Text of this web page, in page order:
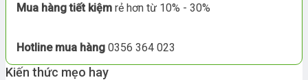
Mua hàng tiết kiệm rẻ hơn từ 10% - 30%
Hotline mua hàng 0356 364 023
Kiến thức mẹo hay